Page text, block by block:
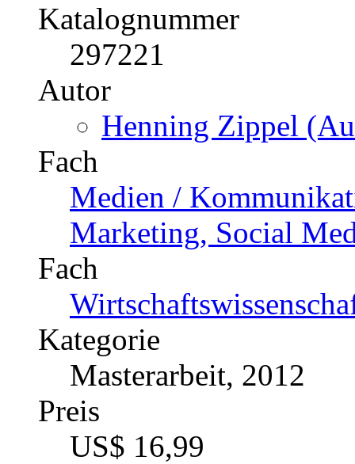
Katalognummer
297221
Autor
Henning Zippel
Fach
Medien /
Marketing, Social
Fach
Kategorie
Masterarbeit, 2012
Preis
US$ 16,99